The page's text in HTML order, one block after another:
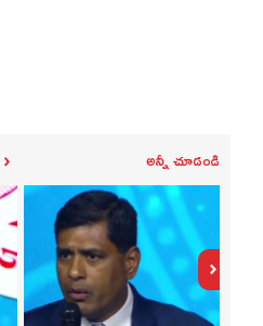
అన్నీ చూడండి